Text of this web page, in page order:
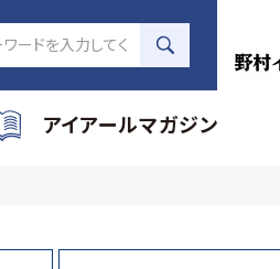
アイアールマガジン